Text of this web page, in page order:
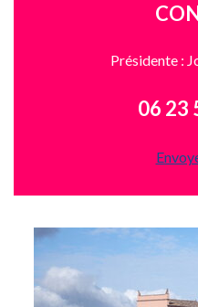
Présidente :
06 23